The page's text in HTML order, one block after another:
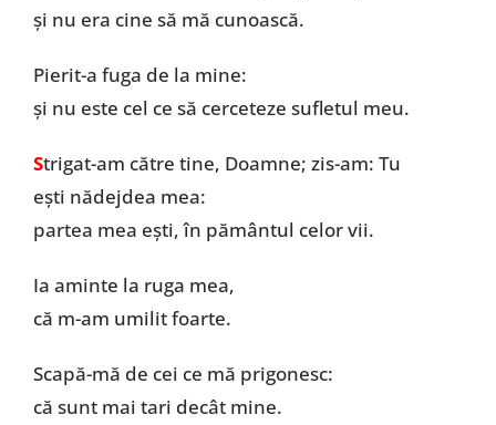
și nu era cine să mă cunoască.
Pierit-a fuga de la mine:
și nu este cel ce să cerceteze sufletul meu.
Strigat-am către tine, Doamne; zis-am: Tu
ești nădejdea mea:
partea mea ești, în pământul celor vii.
Ia aminte la ruga mea,
că m-am umilit foarte.
Scapă-mă de cei ce mă prigonesc:
că sunt mai tari decât mine.